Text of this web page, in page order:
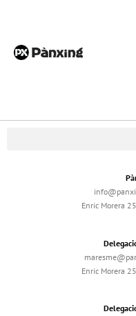
Enric Morera
Enric Morera